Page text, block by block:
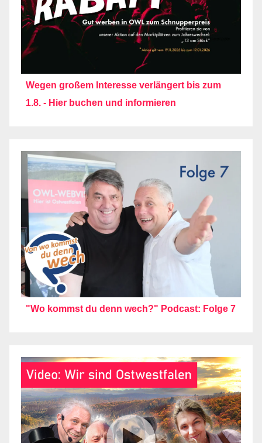
Wegen großem Interesse verlängert bis zum
1.8. - Hier buchen und informieren
"Wo kommst du denn wech?" Podcast: Folge 7